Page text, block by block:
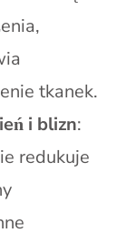
tkanek.
i blizn:
redukuje